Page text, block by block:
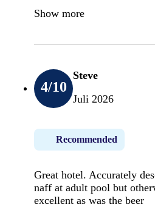
Show more
4/10
Steve
Juli 2026
Recommended
Great hotel. Accurately
naff at adult pool but
excellent as was the beer